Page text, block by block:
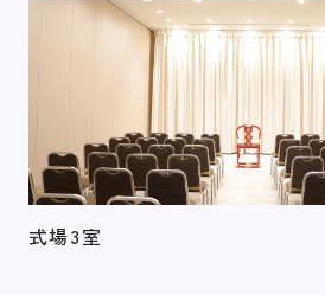
式場3室